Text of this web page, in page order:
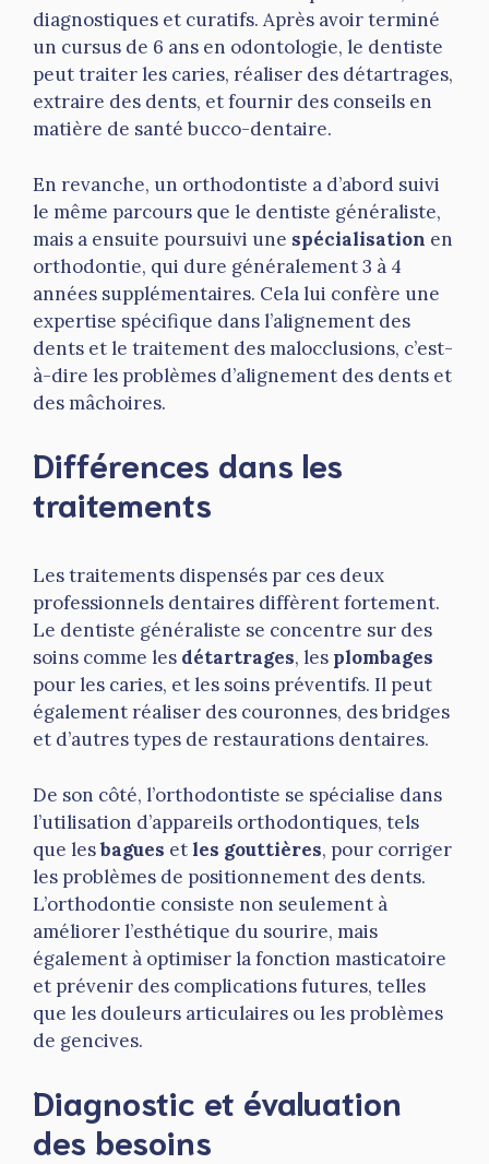
diagnostiques et curatifs. Après avoir terminé
un cursus de 6 ans en odontologie, le dentiste
peut traiter les caries, réaliser des détartrages,
extraire des dents, et fournir des conseils en
matière de santé bucco-dentaire.
En revanche, un orthodontiste a d’abord suivi
le même parcours que le dentiste généraliste,
mais a ensuite poursuivi une spécialisation en
orthodontie, qui dure généralement 3 à 4
années supplémentaires. Cela lui confère une
expertise spécifique dans l’alignement des
dents et le traitement des malocclusions, c’est-
à-dire les problèmes d’alignement des dents et
des mâchoires.
Différences dans les
traitements
Les traitements dispensés par ces deux
professionnels dentaires diffèrent fortement.
Le dentiste généraliste se concentre sur des
soins comme les détartrages, les plombages
pour les caries, et les soins préventifs. Il peut
également réaliser des couronnes, des bridges
et d’autres types de restaurations dentaires.
De son côté, l’orthodontiste se spécialise dans
l’utilisation d’appareils orthodontiques, tels
que lesbagues et les gouttières, pour corriger
les problèmes de positionnement des dents.
L’orthodontie consiste non seulement à
améliorer l’esthétique du sourire, mais
également à optimiser la fonction masticatoire
et prévenir des complications futures, telles
que les douleurs articulaires ou les problèmes
de gencives.
Diagnostic et évaluation
des besoins